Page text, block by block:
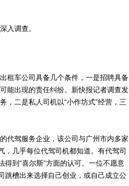
入调查。
车公司具备几个条件，一是招聘具备
能出现的责任纠纷。新快报记者调查发
，二是私人司机以“小作坊式”经营，三
驾服务企业，该公司与广州市内多家
，几乎每位代驾司机都知道。有代驾司
得到“喜尔斯”方面的认可。一位不愿意
跳槽出来选择自己创业，或自己成立公